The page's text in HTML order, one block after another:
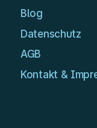
Blog
Datenschutz
AGB
Kontakt &